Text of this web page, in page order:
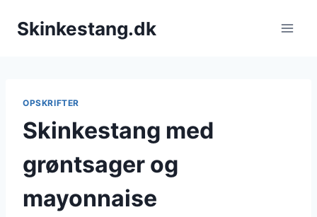
Skinkestang.dk
OPSKRIFTER
Skinkestang med
grøntsager og
mayonnaise